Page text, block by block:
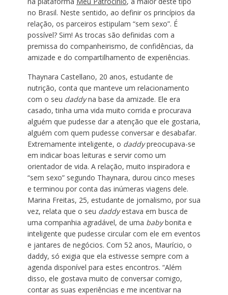
no Brasil. Neste sentido, ao definir os princípios da
relação, os parceiros estipulam “sem sexo”. É
possível? Sim! As trocas são definidas com a
premissa do companheirismo, de confidências, da
amizade e do compartilhamento de experiências.
Thaynara Castellano, 20 anos, estudante de
nutrição, conta que manteve um relacionamento
com o seu daddyna base da amizade. Ele era
casado, tinha uma vida muito corrida e procurava
alguém que pudesse dar a atenção que ele gostaria,
alguém com quem pudesse conversar e desabafar.
Extremamente inteligente, o daddypreocupava-se
em indicar boas leituras e servir como um
orientador de vida. A relação, muito inspiradora e
“sem sexo” segundo Thaynara, durou cinco meses
e terminou por conta das inúmeras viagens dele.
Marina Freitas, 25, estudante de jornalismo, por sua
vez, relata que o seu daddyestava em busca de
uma companhia agradável, de uma babybonita e
inteligente que pudesse circular com ele em eventos
e jantares de negócios. Com 52 anos, Maurício, o
daddy, só exigia que ela estivesse sempre com a
agenda disponível para estes encontros. “Além
disso, ele gostava muito de conversar comigo,
contar as suas experiências e me incentivar na